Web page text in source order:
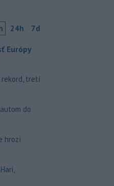
24h 7d
Európy
tretí
do
hrozí